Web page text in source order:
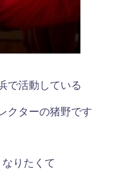
で活動している
クターの猪野です
りたくて